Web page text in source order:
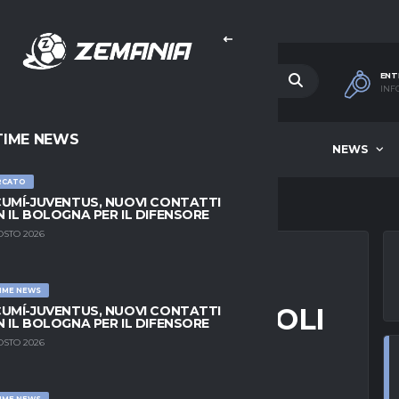
NEWS
NEWS
JUVENTUS, NUOVI CONTATTI
IL BOLOGNA PER IL DIFENSORE
2026
NEWS
JUVENTUS, NUOVI CONTATTI
IL BOLOGNA PER IL DIFENSORE
2026
ACCORDO: NAPOLI